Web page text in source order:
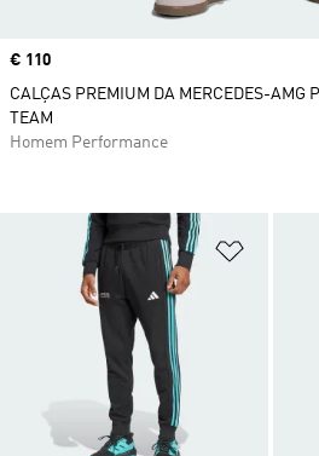
Price
€ 110
CALÇAS PREMIUM DA MERCEDES-AMG
TEAM
Homem Performance